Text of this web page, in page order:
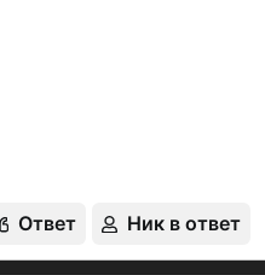
Ответ Ник в ответ